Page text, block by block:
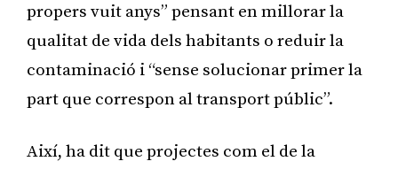
propers vuit anys” pensant en millorar la
qualitat de vida dels habitants o reduir la
contaminació i “sense solucionar primer la
part que correspon al transport públic”.
Així, ha dit que projectes com el de la